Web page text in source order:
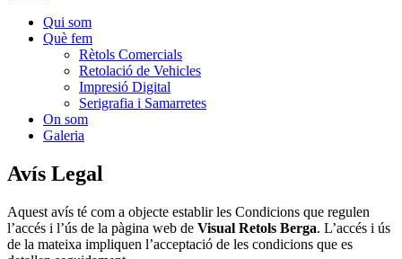
Qui som
Què fem
Rètols Comercials
Retolació de Vehicles
Impresió Digital
Serigrafia i Samarretes
On som
Galeria
Avís Legal
Aquest avís té com a objecte establir les Condicions que regulen
l’accés i l’ús de la pàgina web de Visual Retols Berga. L’accés i ús
de la mateixa impliquen l’acceptació de les condicions que es